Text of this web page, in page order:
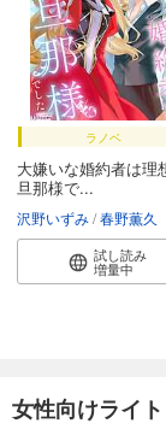
ラノベ
大嫌いな婚約者は理
旦那様で...
沢野いずみ 春野薫久
試し読み
増量中
女性向けライ